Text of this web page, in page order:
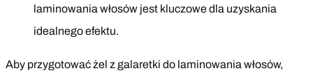
laminowania włosów jest kluczowe dla uzyskania
idealnego efektu.
Aby przygotować żel z galaretki do laminowania włosów,